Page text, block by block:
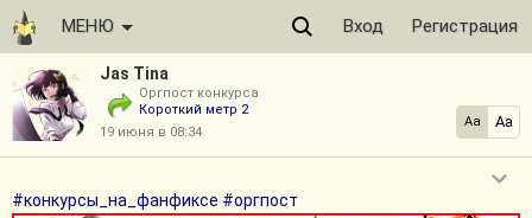
МЕНЮ Вход Регистрация
Jas Tina
Оргпост конкурса
Короткий метр 2
19 июня в 08:34
Aa Aa
#конкурсы_на_фанфиксе #оргпост